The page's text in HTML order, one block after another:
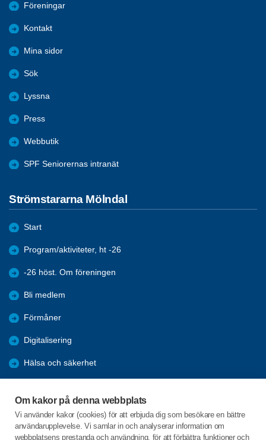
Om kakor på denna webbplats
Vi använder kakor (cookies) för att erbjuda dig som besökare en bättre
användarupplevelse. Vi samlar in och analyserar information om
webbplatsens prestanda och användning, för att förbättra funktioner och
Föreningar
Kontakt
Mina sidor
Sök
Lyssna
Press
Webbutik
SPF Seniorernas intranät
Strömstararna Mölndal
Start
Program/aktiviteter, ht -26
-26 höst. Om föreningen
Bli medlem
Förmåner
Digitalisering
Hälsa och säkerhet
-26 höst. Om föreningen